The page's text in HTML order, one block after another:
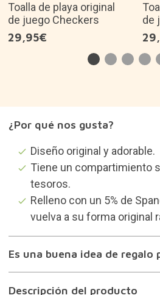
Toalla de playa original
de juego Checkers
29,95€
de
¿Por qué nos gusta?
Diseño original y adorable.
Tiene un compartimiento
tesoros.
Relleno con un 5% de
vuelva a su forma original
Es una buena idea de regalo
Descripción del producto